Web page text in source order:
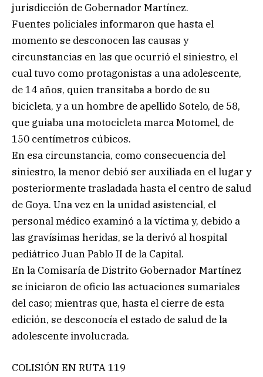
jurisdicción de Gobernador Martínez.
Fuentes policiales informaron que hasta el
momento se desconocen las causas y
circunstancias en las que ocurrió el siniestro, el
cual tuvo como protagonistas a una adolescente,
de 14 años, quien transitaba a bordo de su
bicicleta, y a un hombre de apellido Sotelo, de 58,
que guiaba una motocicleta marca Motomel, de
150 centímetros cúbicos.
En esa circunstancia, como consecuencia del
siniestro, la menor debió ser auxiliada en el lugar y
posteriormente trasladada hasta el centro de salud
de Goya. Una vez en la unidad asistencial, el
personal médico examinó a la víctima y, debido a
las gravísimas heridas, se la derivó al hospital
pediátrico Juan Pablo II de la Capital.
En la Comisaría de Distrito Gobernador Martínez
se iniciaron de oficio las actuaciones sumariales
del caso; mientras que, hasta el cierre de esta
edición, se desconocía el estado de salud de la
adolescente involucrada.
COLISIÓN EN RUTA 119